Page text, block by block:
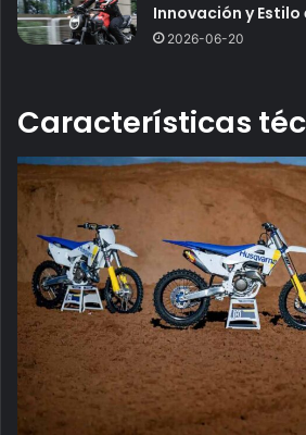
Innovación y Estilo
2026-06-20
Características